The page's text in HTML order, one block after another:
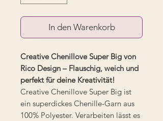
In den Warenkorb
Creative Chenillove Super Big von
Rico Design – Flauschig, weich und
perfekt für deine Kreativität!
Creative Chenillove Super Big ist
ein superdickes Chenille-Garn aus
100% Polyester. Verarbeiten lässt es